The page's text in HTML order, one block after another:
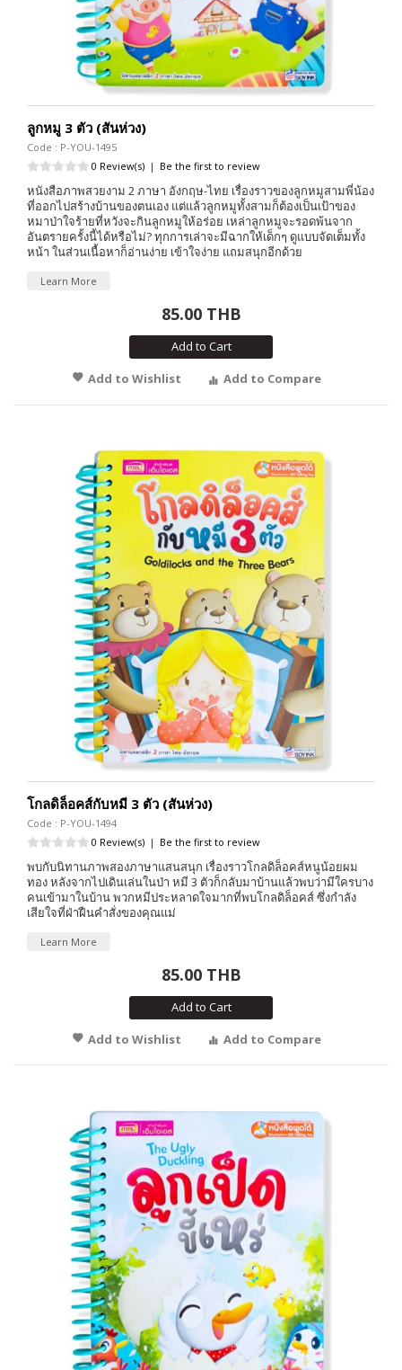
ลูกหมู 3 ตัว (สันห่วง)
Code : P-YOU-1495
0 Review(s) | Be the first to review
หนังสือภาพสวยงาม 2 ภาษา อังกฤษ-ไทย เรื่องราวของลูกหมูสามพี่น้อง
ที่ออกไปสร้างบ้านของตนเอง แต่แล้วลูกหมูทั้งสามก็ต้องเป็นเป้าของ
หมาป่าใจร้ายที่หวังจะกินลูกหมูให้อร่อย เหล่าลูกหมูจะรอดพ้นจาก
อันตรายครั้งนี้ได้หรือไม่? ทุกการเล่าจะมีฉากให้เด็กๆ ดูแบบจัดเต็มทั้ง
หน้า ในส่วนเนื้อหาก็อ่านง่าย เข้าใจง่าย แถมสนุกอีกด้วย
Learn More
85.00 THB
Add to Cart
Add to Wishlist
Add to Compare
โกลดิล็อคส์กับหมี 3 ตัว (สันห่วง)
Code : P-YOU-1494
0 Review(s) | Be the first to review
พบกับนิทานภาพสองภาษาแสนสนุก เรื่องราวโกลดิล็อคส์หนูน้อยผม
ทอง หลังจากไปเดินเล่นในป่า หมี 3 ตัวก็กลับมาบ้านแล้วพบว่ามีใครบาง
คนเข้ามาในบ้าน พวกหมีประหลาดใจมากที่พบโกลดิล็อคส์ ซึ่งกำลัง
เสียใจที่ฝ่าฝืนคำสั่งของคุณแม่
Learn More
85.00 THB
Add to Cart
Add to Wishlist
Add to Compare